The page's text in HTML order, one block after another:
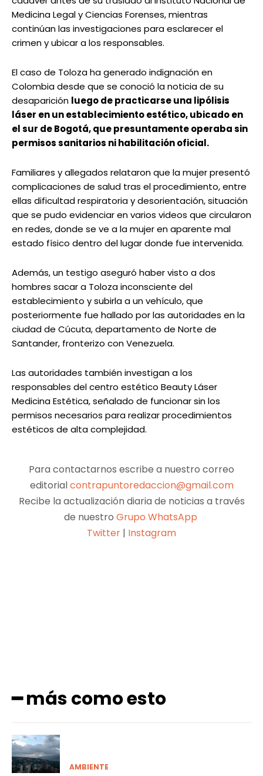
Medicina Legal y Ciencias Forenses, mientras
continúan las investigaciones para esclarecer el
crimen y ubicar a los responsables.
El caso de Toloza ha generado indignación en
Colombia desde que se conoció la noticia de su
desaparición luego de practicarse una lipólisis
láser en un establecimiento estético, ubicado en
el sur de Bogotá, que presuntamente operaba sin
permisos sanitarios ni habilitación oficial.
Familiares y allegados relataron que la mujer presentó
complicaciones de salud tras el procedimiento, entre
ellas dificultad respiratoria y desorientación, situación
que se pudo evidenciar en varios videos que circularon
en redes, donde se ve a la mujer en aparente mal
estado físico dentro del lugar donde fue intervenida.
Además, un testigo aseguró haber visto a dos
hombres sacar a Toloza inconsciente del
establecimiento y subirla a un vehículo, que
posteriormente fue hallado por las autoridades en la
ciudad de Cúcuta, departamento de Norte de
Santander, fronterizo con Venezuela.
Las autoridades también investigan a los
responsables del centro estético Beauty Láser
Medicina Estética, señalado de funcionar sin los
permisos necesarios para realizar procedimientos
estéticos de alta complejidad.
Para contactarnos escribe a nuestro correo
editorialcontrapuntoredaccion@gmail.com
Recibe la actualización diaria de noticias a través
de nuestro Grupo WhatsApp
Twitter | Instagram
━ más como esto
AMBIENTE